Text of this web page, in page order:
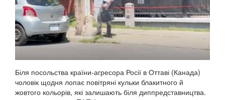
Біля посольства країни-агресора Росії в Оттаві (Канада)
чоловік щодня лопає повітряні кульки блакитного й
жовтого кольорів, які залишають біля диппредставництва.